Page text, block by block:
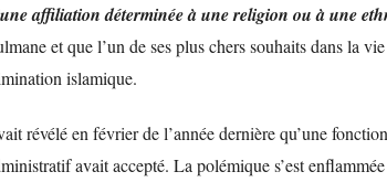
affiliation déterminée à une religion ou à une
et que l’un de ses plus chers souhaits dans la
islamique.
révélé en février de l’année dernière qu’une
avait accepté. La polémique s’est